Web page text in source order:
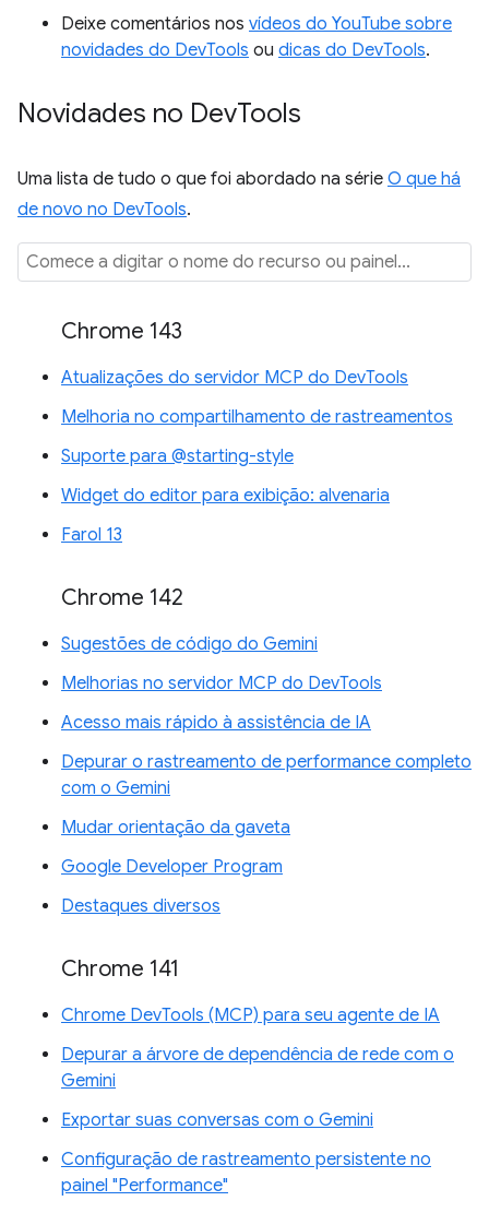
Deixe comentários nos vídeos do YouTube sobre
novidades do DevTools ou dicas do DevTools.
Novidades no DevTools
Uma lista de tudo o que foi abordado na série O que há
de novo no DevTools.
Chrome 143
Atualizações do servidor MCP do DevTools
Melhoria no compartilhamento de rastreamentos
Suporte para @starting-style
Widget do editor para exibição: alvenaria
Farol 13
Chrome 142
Sugestões de código do Gemini
Melhorias no servidor MCP do DevTools
Acesso mais rápido à assistência de IA
Depurar o rastreamento de performance completo
com o Gemini
Mudar orientação da gaveta
Google Developer Program
Destaques diversos
Chrome 141
Chrome DevTools (MCP) para seu agente de IA
Depurar a árvore de dependência de rede com o
Gemini
Exportar suas conversas com o Gemini
Configuração de rastreamento persistente no
painel "Performance"